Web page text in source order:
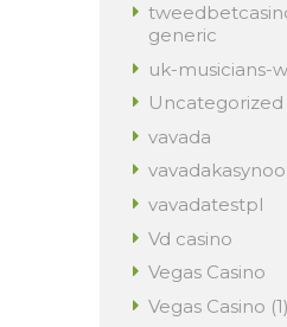
generic
uk-musicians-
Uncategorized
vavada
vavadatestpl
Vd casino
Vegas Casino
Vegas Casino (1)